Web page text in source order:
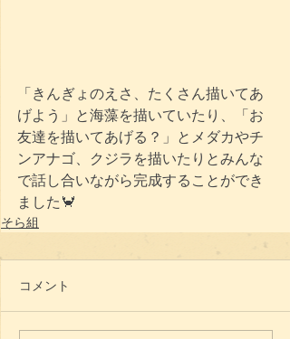
「きんぎょのえさ、たくさん描いてあ
げよう」と海藻を描いていたり、「お
友達を描いてあげる？」とメダカやチ
ンアナゴ、クジラを描いたりとみんな
で話し合いながら完成することができ
ました🦀
そら組
コメント